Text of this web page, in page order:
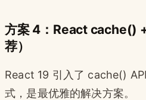
方案 4：React cache()
荐）
React 19 引入了 cache()
式，是最优雅的解决方案。